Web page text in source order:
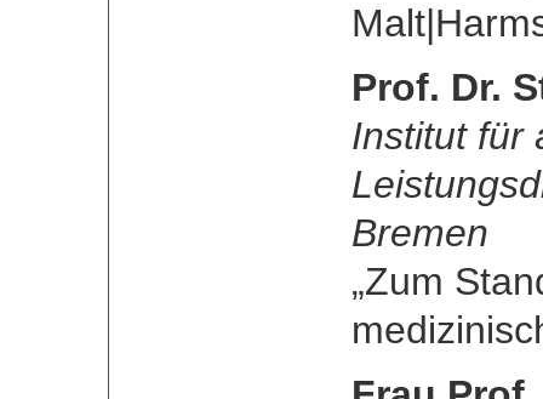
Prof. Dr.
Institut für
Bremen
„Zum